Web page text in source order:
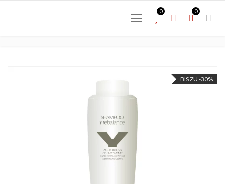
0 0
BIS ZU -30%